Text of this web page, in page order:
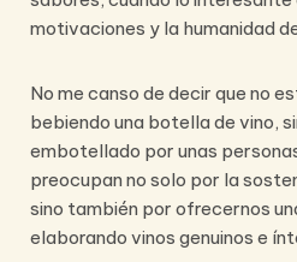
motivaciones y la humanidad
No me canso de decir que no
bebiendo una botella de vino,
embotellado por unas
preocupan no solo por la
sino también por ofrecernos
elaborando vinos genuinos e